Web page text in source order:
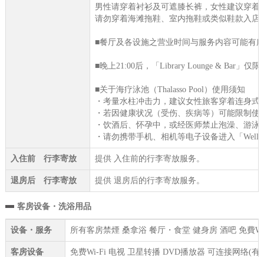
男性请穿着衬衫及可遮膝长裤，女性建议穿
请勿穿着海滩拖鞋、室内拖鞋或类似鞋款入店
■餐厅及各设施之营业时间与服务内容可能有
■晚上21:00后，「Library Lounge & Bar」仅
■关于海疗泳池（Thalasso Pool）使用须知
・考量水柱冲击力，建议女性旅客穿着连身
・若因健康状况（受伤、疾病等）可能限制使
・饮酒后、怀孕中，或经医师禁止泡澡、游
・请勿携带手机、相机等电子设备进入「
入住前 行李寄放 提供 入住前的行李寄放服务。
退房后 行李寄放 提供 退房后的行李寄放服务。
客房设备・洗浴用品
设备・服务 所有客房禁煙 桑拿浴 餐厅・食堂 健身房 酒吧 免費
客房设备 免费Wi-Fi 电视 卫星转播 DVD播放器 可连接网络(